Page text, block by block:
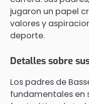
jugaron un papel
valores y
deporte.
Detalles sobre
Los padres de
fundamentales en